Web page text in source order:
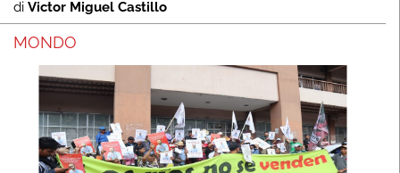
di Victor Miguel Castillo
MONDO